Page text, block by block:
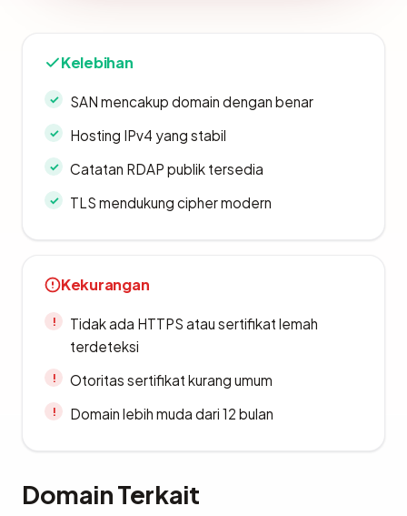
Kelebihan
SAN mencakup domain dengan benar
Hosting IPv4 yang stabil
Catatan RDAP publik tersedia
TLS mendukung cipher modern
Kekurangan
Tidak ada HTTPS atau sertifikat lemah
terdeteksi
Otoritas sertifikat kurang umum
Domain lebih muda dari 12 bulan
Domain Terkait